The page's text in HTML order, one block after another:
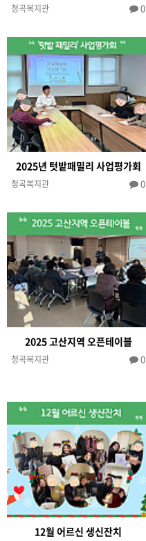
청곡복지관 0
2025년 텃밭패밀리 사업평가회
청곡복지관 0
2025 고산지역 오픈테이블
청곡복지관 0
12월 어르신 생신잔치